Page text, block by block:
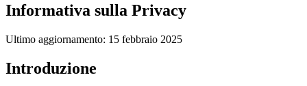
Informativa sulla Privacy
Ultimo aggiornamento: 15 febbraio 2025
Introduzione